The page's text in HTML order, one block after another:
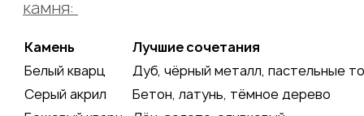
камня:
Камень
Лучшие сочетания
Белый кварц
Дуб, чёрный металл, пастельные
Серый акрил
Бетон, латунь, тёмное дерево